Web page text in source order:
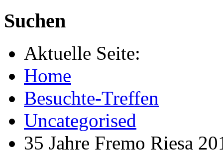
Suchen
Aktuelle Seite:
Home
Besuchte-Treffen
Uncategorised
35 Jahre Fremo Riesa